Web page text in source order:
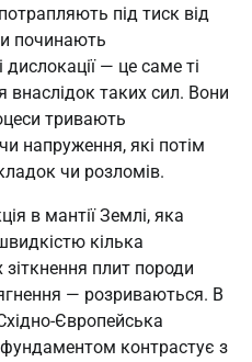
під тиск від
починають
— це саме ті
таких сил. Вони
тривають
напруження, які потім
чи розломів.
в мантії Землі, яка
кілька
зіткнення плит породи
— розриваються. В
Європейська
контрастує з